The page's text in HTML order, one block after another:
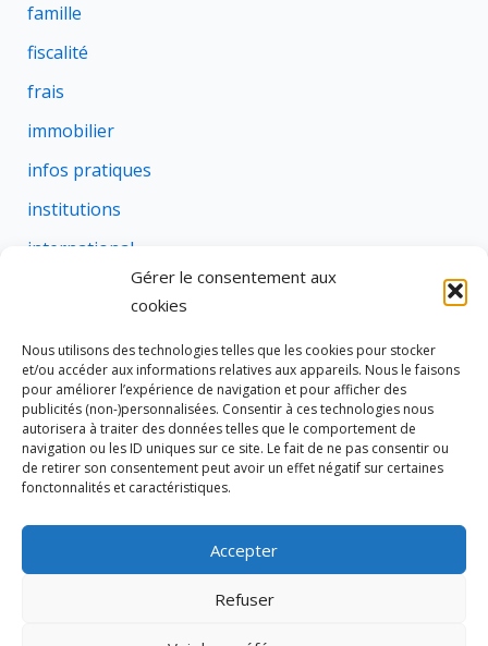
Gérer le consentement aux
cookies
Nous utilisons des technologies telles que les cookies pour stocker
et/ou accéder aux informations relatives aux appareils. Nous le faisons
pour améliorer l’expérience de navigation et pour afficher des
publicités (non-)personnalisées. Consentir à ces technologies nous
autorisera à traiter des données telles que le comportement de
navigation ou les ID uniques sur ce site. Le fait de ne pas consentir ou
de retirer son consentement peut avoir un effet négatif sur certaines
fonctonnalités et caractéristiques.
Accepter
Refuser
famille
fiscalité
frais
immobilier
infos pratiques
institutions
international
rural
social
succession
suretes
Tous droits réservés © 2026 Cravate de Notaire